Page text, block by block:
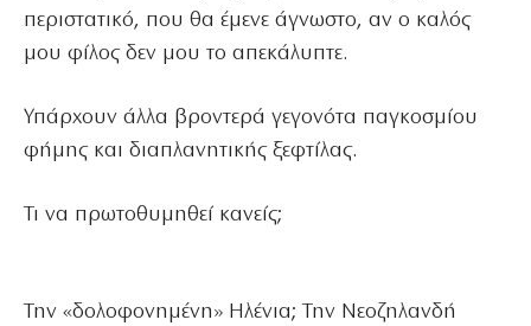
περιστατικό, που θα έμενε άγνωστο, αν ο καλός
μου φίλος δεν μου το απεκάλυπτε.
Υπάρχουν άλλα βροντερά γεγονότα παγκοσμίου
φήμης και διαπλανητικής ξεφτίλας.
Τι να πρωτοθυμηθεί κανείς;
Την «δολοφονημένη» Ηλένια; Την Νεοζηλανδή